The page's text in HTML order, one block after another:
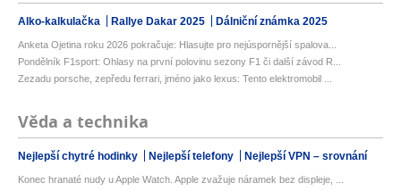
Alko-kalkulačka Rallye Dakar 2025 Dálniční známka 2025
Anketa Ojetina roku 2026 pokračuje: Hlasujte pro nejúspornější spalova...
Pondělník F1sport: Ohlasy na první polovinu sezony F1 či další závod R...
Zezadu porsche, zepředu ferrari, jméno jako lexus: Tento elektromobil ...
Věda a technika
Nejlepší chytré hodinky Nejlepší telefony Nejlepší VPN – srovnání
Konec hranaté nudy u Apple Watch. Apple zvažuje náramek bez displeje, ...